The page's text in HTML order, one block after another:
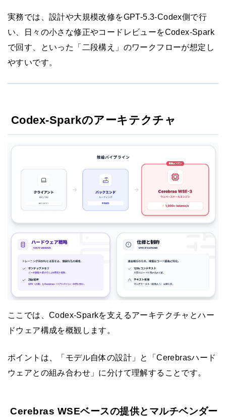
実務では、設計や大規模改修をGPT-5.3-Codex側で行
い、日々の小さな修正やコードレビューをCodex-Spark
で回す、といった「二段構え」のワークフローが想定し
やすいです。
Codex-Sparkのアーキテクチャ
ここでは、Codex-Sparkを支えるアーキテクチャとハー
ドウェア構成を概観します。
ポイントは、「モデル自体の設計」と「Cerebrasハード
ウェアとの組み合わせ」に分けて理解することです。
Cerebras WSEベースの提供とマルチベンダー